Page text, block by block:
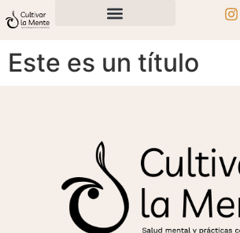
Este es un título